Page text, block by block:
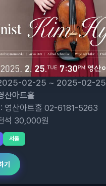
02-25 ~ 2025-02-25
산아트홀
영산아트홀 02-6181-5263
석 30,000원
서울
기